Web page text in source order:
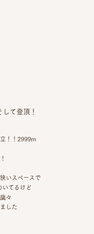
して登頂！
！！2999m
いスペースで
いてるけど
々
した